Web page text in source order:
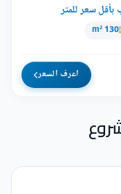
سعر للمتر
130 m²
اعرف السعر